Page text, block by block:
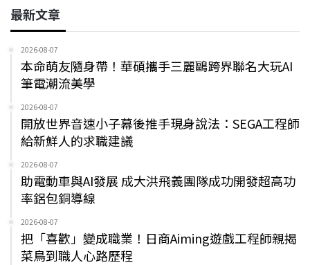
最新文章
2026-08-07
本命萌友隨身帶！華碩攜手三麗鷗跨界聯名大玩AI
筆電潮流美學
2026-08-07
開放世界音速小子幕後推手現身說法：SEGA工程師
給新鮮人的求職建議
2026-08-07
助電動車與AI發展 成大洪飛義團隊成功開發超高功
率鋁包銅導線
2026-08-07
把「喜歡」變成職業！日商Aiming遊戲工程師親揭
菜鳥到職人心路歷程